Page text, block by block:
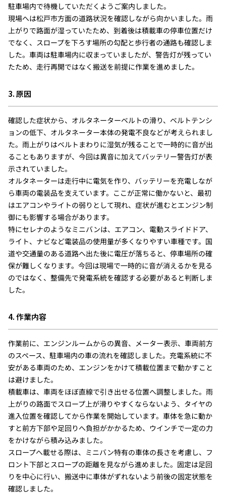
駐車場内で待機していただくようご案内しました。
現場へは松戸市方面の道路状況を確認しながら向かいました。雨
上がりで路面が湿っていたため、到着後は積載車の停車位置だけ
でなく、スロープを下ろす場所の勾配と歩行者の通路も確認しま
した。車両は駐車場内に収まっていましたが、警告灯が残ってい
たため、走行再開ではなく搬送を前提に作業を進めました。
3. 原因
確認した症状から、オルタネーターベルトの滑り、ベルトテンシ
ョンの低下、オルタネーター本体の発電不良などが考えられまし
た。雨上がりはベルトまわりに湿気が残ることで一時的に音が出
ることもありますが、今回は異音に加えてバッテリー警告灯が表
示されていました。
オルタネーターは走行中に電気を作り、バッテリーを充電しなが
ら車両の電装品を支えています。ここが正常に働かないと、最初
はエアコンやライトの弱りとして現れ、症状が進むとエンジン制
御にも影響する場合があります。
特にセレナのようなミニバンは、エアコン、電動スライドドア、
ライト、ナビなど電装品の使用量が多くなりやすい車種です。国
道や交通量のある道路へ出た後に電圧が落ちると、停車場所の確
保が難しくなります。今回は現場で一時的に音が消えるかを見る
のではなく、整備先で発電系統を確認する必要があると判断しま
した。
4. 作業内容
作業前に、エンジンルームからの異音、メーター表示、車両前方
のスペース、駐車場内の車の流れを確認しました。充電系統に不
安がある車両のため、エンジンをかけて積載位置まで動かすこと
は避けました。
積載車は、車両をほぼ直線で引き出せる位置へ調整しました。雨
上がりの路面でスロープ上が滑りやすくならないよう、タイヤの
進入位置を確認してから作業を開始しています。車体を急に動か
すと前方下部や足回りへ負担がかかるため、ウインチで一定の力
をかけながら積み込みました。
スロープへ載せる際は、ミニバン特有の車体の長さを考慮し、フ
ロント下部とスロープの距離を見ながら進めました。固定は足回
りを中心に行い、搬送中に車体がずれないよう前後の固定状態を
確認しました。